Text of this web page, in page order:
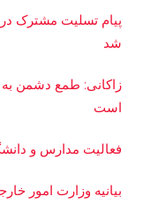
پیام تسلیت مشترک
شد
زاکانی: طمع دشمن به
است
فعالیت مدارس و
بیانیه وزارت امور